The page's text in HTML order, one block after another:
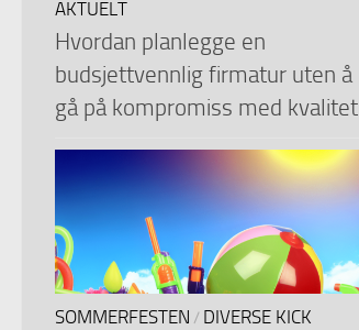
AKTUELT
Hvordan planlegge en
budsjettvennlig firmatur uten å
gå på kompromiss med kvalitet
SOMMERFESTEN / DIVERSE KICK